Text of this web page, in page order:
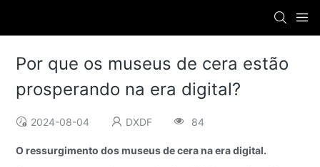
Por que os museus de cera estão
prosperando na era digital?
2024-08-04 DXDF 84
O ressurgimento dos museus de cera na era digital.